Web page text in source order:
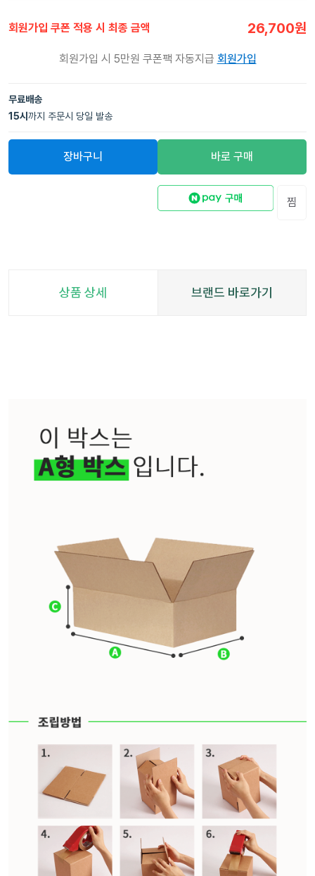
회원가입 쿠폰 적용 시 최종 금액 26,700원
회원가입 시 5만원 쿠폰팩 자동지급 회원가입
무료배송
15시 까지 주문시 당일 발송
장바구니 바로 구매
찜
상품 상세 브랜드 바로가기